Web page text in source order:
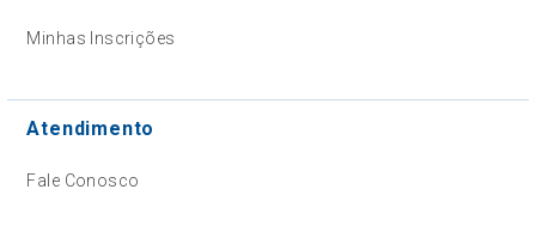
Minhas Inscrições
Atendimento
Fale Conosco